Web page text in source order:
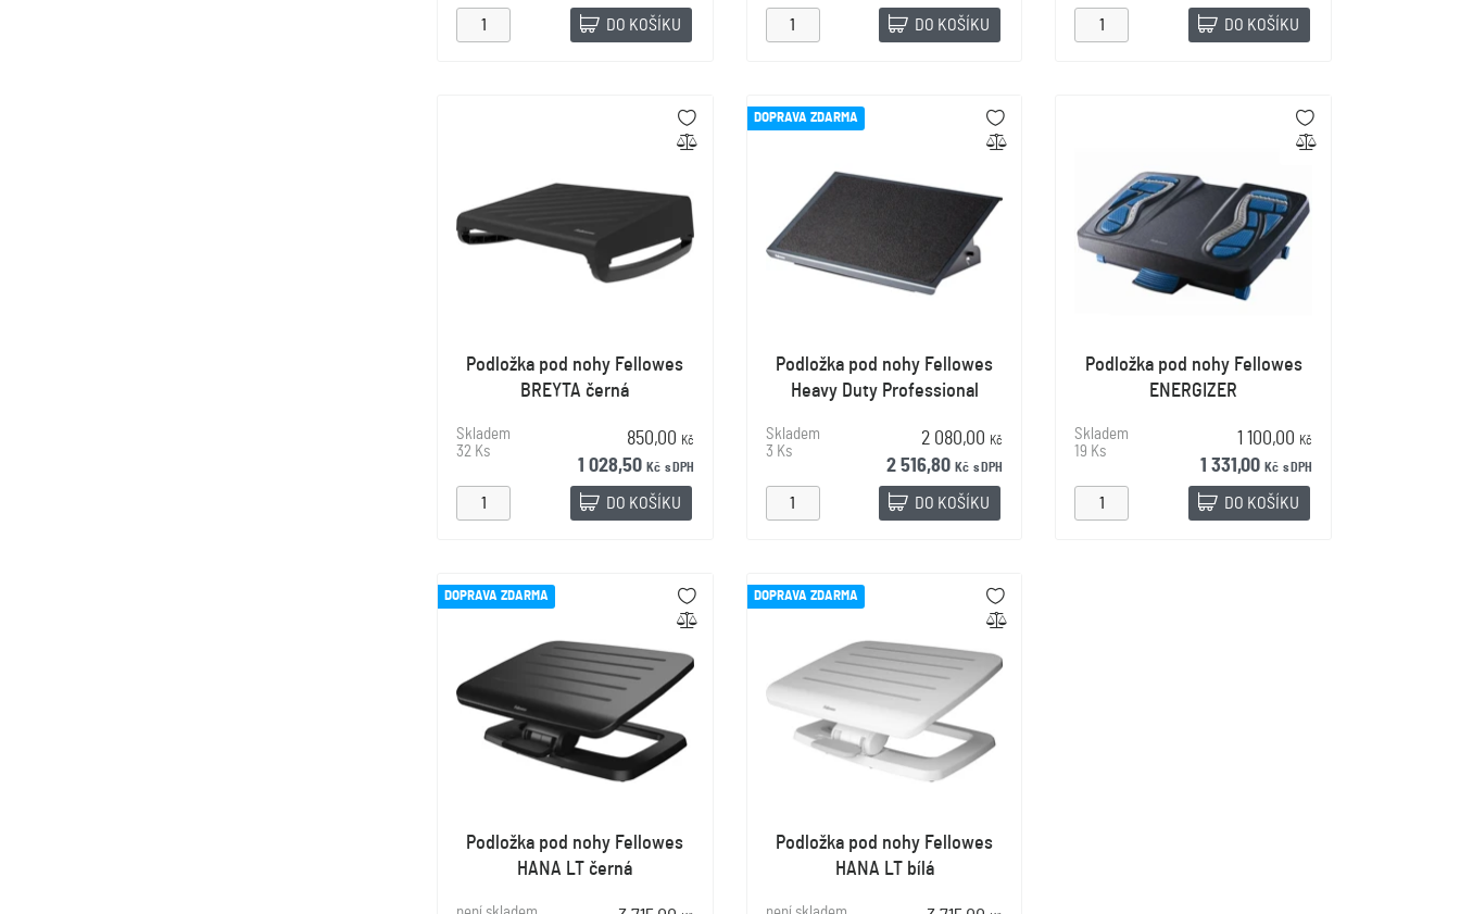
DO KOŠÍKU DO KOŠÍKU DO KOŠÍKU
Podložka pod nohy Fellowes
BREYTA černá
Skladem
32 Ks
850,00 Kč
1 028,50 Kč s DPH
DO KOŠÍKU
DOPRAVA ZDARMA
Podložka pod nohy Fellowes
Heavy Duty Professional
Skladem
3 Ks
2 080,00 Kč
2 516,80Kč s DPH
DO KOŠÍKU
Podložka pod nohy Fellowes
ENERGIZER
Skladem
19 Ks
1 100,00 Kč
1 331,00Kč s DPH
DO KOŠÍKU
DOPRAVA ZDARMA
Podložka pod nohy Fellowes
HANA LT černá
DOPRAVA ZDARMA
Podložka pod nohy Fellowes
HANA LT bílá